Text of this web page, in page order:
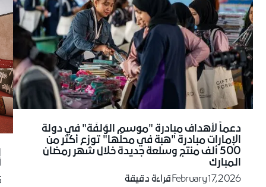
دعماً لأهداف مبادرة "موسم الوُلفَة" في دولة
الإمارات مبادرة "هبة في محلّها" توزع أكثر من
500 ألف منتج وسلعة جديدة خلال شهر رمضان
المبارك
February 17, 2026قراءة دقيقة